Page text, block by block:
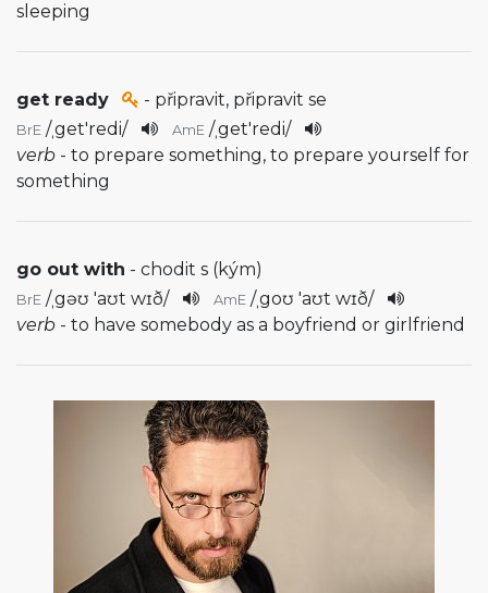
sleeping
get ready - připravit, připravit se
BrE /ˌget'redi/ AmE /ˌget'redi/
verb - to prepare something, to prepare yourself for
something
go out with - chodit s (kým)
BrE /ˌgəʊ 'aʊt wɪð/ AmE /ˌgoʊ 'aʊt wɪð/
verb - to have somebody as a boyfriend or girlfriend